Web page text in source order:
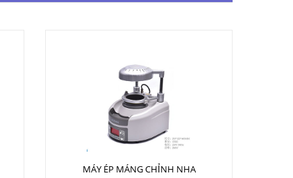
MÁY ÉP MÁNG CHỈNH NHA